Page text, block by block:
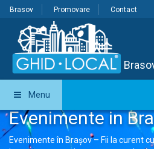
Brasov Promovare Contact
Menu
Evenimente in
Evenimente în Brașov – Fii la curent